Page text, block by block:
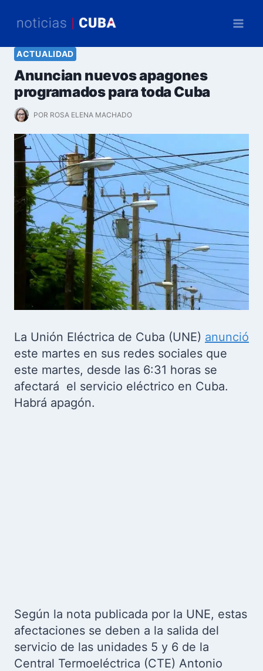
ACTUALIDAD
Anuncian nuevos apagones
programados para toda Cuba
POR ROSA ELENA MACHADO
La Unión Eléctrica de Cuba (UNE) anunció
este martes en sus redes sociales que
este martes, desde las 6:31 horas se
afectará el servicio eléctrico en Cuba.
Habrá apagón.
Según la nota publicada por la UNE, estas
afectaciones se deben a la salida del
servicio de las unidades 5 y 6 de la
Central Termoeléctrica (CTE) Antonio